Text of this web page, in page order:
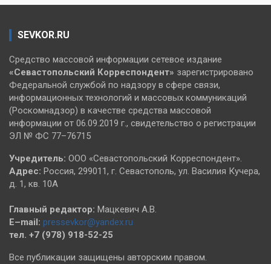
SEVKOR.RU
Средство массовой информации сетевое издание
«Севастопольский Корреспондент» зарегистрировано
Федеральной службой по надзору в сфере связи,
информационных технологий и массовых коммуникаций
(Роскомнадзор) в качестве средства массовой
информации от 06.09.2019 г., свидетельство о регистрации
ЭЛ № ФС 77–76715
Учредитель: ООО «Севастопольский Корреспондент».
Адрес: Россия, 299011, г. Севастополь, ул. Василия Кучера,
д. 1, кв. 10А
Главный редактор: Мацкевич А.В.
E–mail: pressevkor@yandex.ru
тел. +7 (978) 918-52-25
Все публикации защищены авторским правом.